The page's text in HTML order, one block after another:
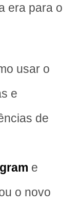
era para o
usar o
e
de
e
o novo